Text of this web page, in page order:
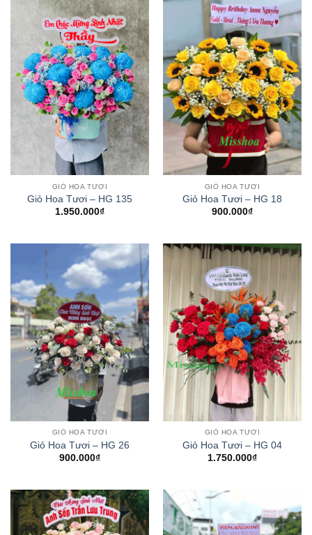
GIỎ HOA TƯƠI
Giỏ Hoa Tươi – HG 135
1.950.000₫
GIỎ HOA TƯƠI
Giỏ Hoa Tươi – HG 18
900.000₫
GIỎ HOA TƯƠI
Giỏ Hoa Tươi – HG 26
900.000₫
GIỎ HOA TƯƠI
Giỏ Hoa Tươi – HG 04
1.750.000₫